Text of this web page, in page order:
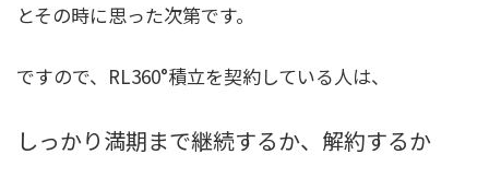
とその時に思った次第です。
ですので、RL360°積立を契約している人は、
しっかり満期まで継続するか、解約するか